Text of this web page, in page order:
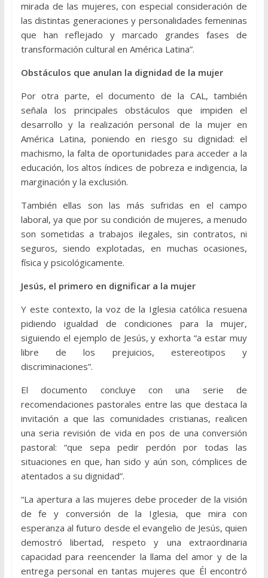
mirada de las mujeres, con especial consideración de
las distintas generaciones y personalidades femeninas
que han reflejado y marcado grandes fases de
transformación cultural en América Latina”.
Obstáculos que anulan la dignidad de la mujer
Por otra parte, el documento de la CAL, también
señala los principales obstáculos que impiden el
desarrollo y la realización personal de la mujer en
América Latina, poniendo en riesgo su dignidad: el
machismo, la falta de oportunidades para acceder a la
educación, los altos índices de pobreza e indigencia, la
marginación y la exclusión.
También ellas son las más sufridas en el campo
laboral, ya que por su condición de mujeres, a menudo
son sometidas a trabajos ilegales, sin contratos, ni
seguros, siendo explotadas, en muchas ocasiones,
física y psicológicamente.
Jesús, el primero en dignificar a la mujer
Y este contexto, la voz de la Iglesia católica resuena
pidiendo igualdad de condiciones para la mujer,
siguiendo el ejemplo de Jesús, y exhorta “a estar muy
libre de los prejuicios, estereotipos y
discriminaciones”.
El documento concluye con una serie de
recomendaciones pastorales entre las que destaca la
invitación a que las comunidades cristianas, realicen
una seria revisión de vida en pos de una conversión
pastoral: “que sepa pedir perdón por todas las
situaciones en que, han sido y aún son, cómplices de
atentados a su dignidad”.
“La apertura a las mujeres debe proceder de la visión
de fe y conversión de la Iglesia, que mira con
esperanza al futuro desde el evangelio de Jesús, quien
demostró libertad, respeto y una extraordinaria
capacidad para reencender la llama del amor y de la
entrega personal en tantas mujeres que Él encontró